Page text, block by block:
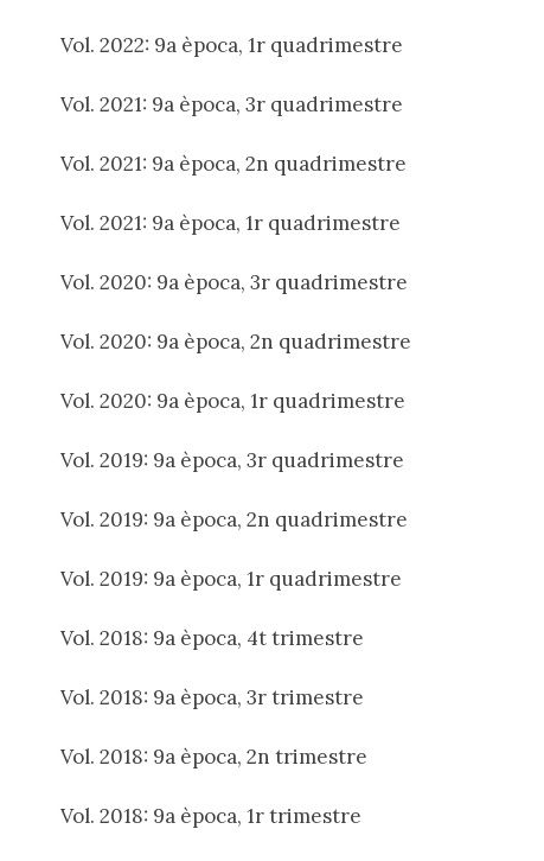
Vol. 2022: 9a època, 1r quadrimestre
Vol. 2021: 9a època, 3r quadrimestre
Vol. 2021: 9a època, 2n quadrimestre
Vol. 2021: 9a època, 1r quadrimestre
Vol. 2020: 9a època, 3r quadrimestre
Vol. 2020: 9a època, 2n quadrimestre
Vol. 2020: 9a època, 1r quadrimestre
Vol. 2019: 9a època, 3r quadrimestre
Vol. 2019: 9a època, 2n quadrimestre
Vol. 2019: 9a època, 1r quadrimestre
Vol. 2018: 9a època, 4t trimestre
Vol. 2018: 9a època, 3r trimestre
Vol. 2018: 9a època, 2n trimestre
Vol. 2018: 9a època, 1r trimestre